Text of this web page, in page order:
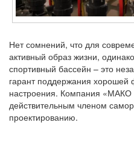
Нет сомнений, что для
активный образ жизни,
спортивный бассейн – это
гарант поддержания
настроения. Компания
действительным членом
проектированию.